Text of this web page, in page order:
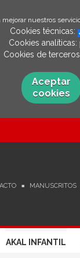
nuestros
Cookies técnicas:
Cookies analíticas:
Cookies de
Aceptar
cookies
MANUSCRITOS
AKAL INFANTIL